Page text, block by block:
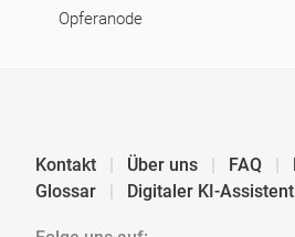
Opferanode
Kontakt Über uns FAQ
Glossar
Digitaler KI-Assistent